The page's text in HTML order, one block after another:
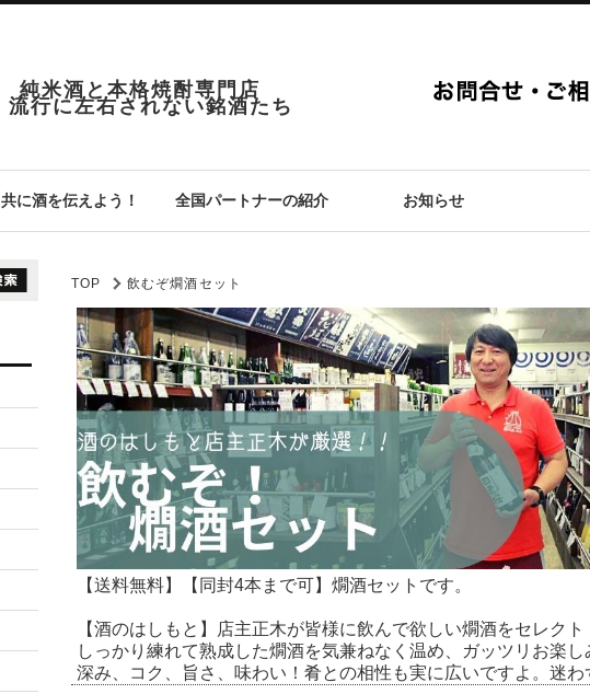
純米酒と本格焼酎専門店
流行に左右されない銘酒たち
共に酒を伝えよう！ 全国パートナーの紹介 お知らせ
TOP 飲むぞ燗酒セット
【送料無料】【同封4本まで可】燗酒セットです。
【酒のはしもと】店主正木が皆様に飲んで欲しい燗酒をセレクト
しっかり練れて熟成した燗酒を気兼ねなく温め、ガッツリお楽し
深み、コク、旨さ、味わい！肴との相性も実に広いですよ。迷